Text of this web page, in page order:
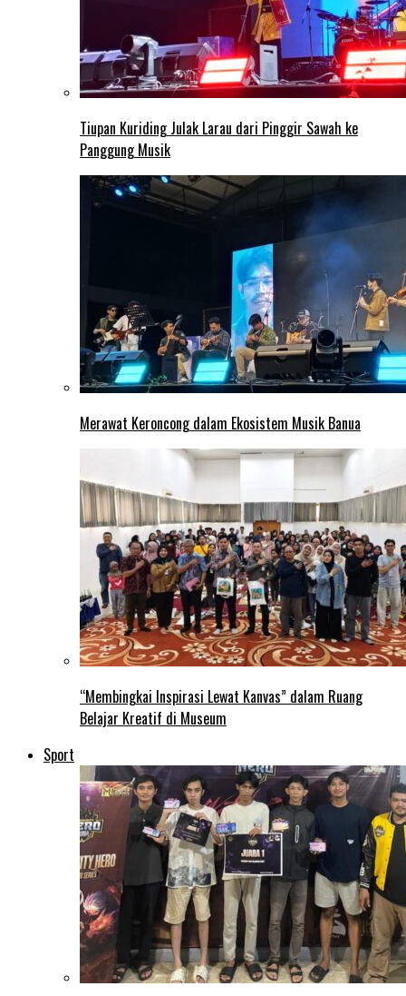
Tiupan Kuriding Julak Larau dari Pinggir Sawah ke
Panggung Musik
Merawat Keroncong dalam Ekosistem Musik Banua
“Membingkai Inspirasi Lewat Kanvas” dalam Ruang
Belajar Kreatif di Museum
Sport